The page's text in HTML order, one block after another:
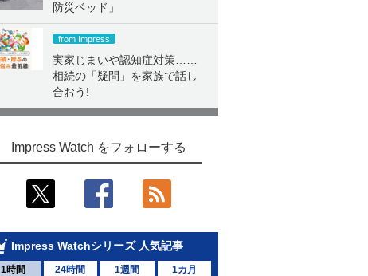
防災ベッド」
from Impress
実家じまいや認知症対策……
相続の「疑問」を家族で話し
合おう!
Impress Watch をフォローする
Impress Watchシリーズ 人気記事
1時間 24時間 1週間 1カ月